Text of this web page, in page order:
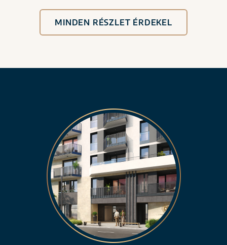
MINDEN RÉSZLET ÉRDEKEL